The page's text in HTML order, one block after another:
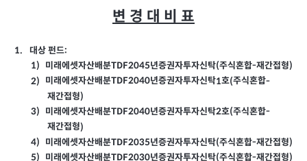
변 경 대 비 표
1. 대상 펀드:
1)
미래에셋자산배분TDF2045년증권자투자신탁(주식혼합-재간접형)
2)
미래에셋자산배분TDF2040년증권자투자신탁1호(주식혼합-
재간접형)
3)
미래에셋자산배분TDF2040년증권자투자신탁2호(주식혼합-
재간접형)
4)
미래에셋자산배분TDF2035년증권자투자신탁(주식혼합-재간접형)
5)
미래에셋자산배분TDF2030년증권자투자신탁(주식혼합-재간접형)